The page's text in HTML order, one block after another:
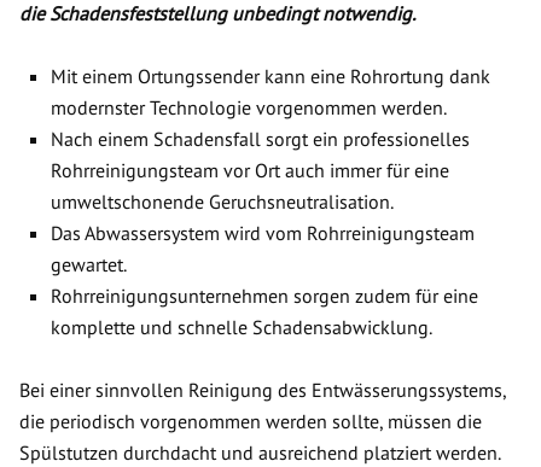
die Schadensfeststellung unbedingt notwendig.
Mit einem Ortungssender kann eine Rohrortung dank
modernster Technologie vorgenommen werden.
Nach einem Schadensfall sorgt ein professionelles
Rohrreinigungsteam vor Ort auch immer für eine
umweltschonende Geruchsneutralisation.
Das Abwassersystem wird vom Rohrreinigungsteam
gewartet.
Rohrreinigungsunternehmen sorgen zudem für eine
komplette und schnelle Schadensabwicklung.
Bei einer sinnvollen Reinigung des Entwässerungssystems,
die periodisch vorgenommen werden sollte, müssen die
Spülstutzen durchdacht und ausreichend platziert werden.